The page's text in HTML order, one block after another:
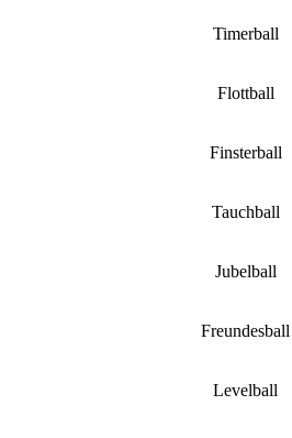
Timerball
Flottball
Finsterball
Tauchball
Jubelball
Freundesball
Levelball